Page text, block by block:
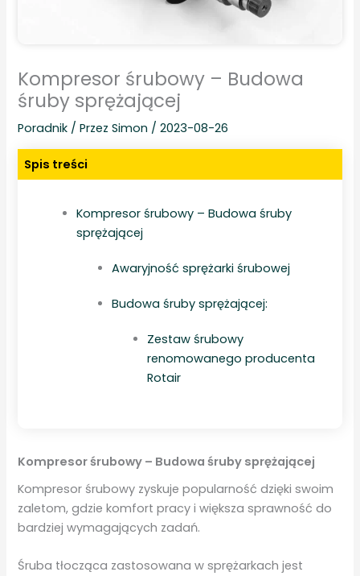
Kompresor śrubowy – Budowa
śruby sprężającej
Poradnik / PrzezSimon /2023-08-26
Spis treści
Kompresor śrubowy – Budowa śruby
sprężającej
Awaryjność sprężarki śrubowej
Budowa śruby sprężającej:
Zestaw śrubowy
renomowanego producenta
Rotair
Kompresor śrubowy – Budowa śruby sprężającej
Kompresor śrubowy zyskuje popularność dzięki swoim
zaletom, gdzie komfort pracy i większa sprawność do
bardziej wymagających zadań.
Śruba tłocząca zastosowana w sprężarkach jest